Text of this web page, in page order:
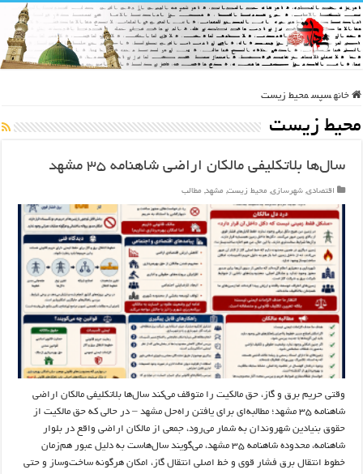
خانه سپس محیط زیست
محیط زیست
سال‌ها بلاتکلیفی مالکان اراضی شاهنامه ۳۵ مشهد
اقتصادی, شهرسازی, محیط زیست, مشهد, مطالب
وقتی حریم برق و گاز، حق مالکیت را متوقف می‌کند سال‌ها بلاتکلیفی مالکان اراضی
شاهنامه ۳۵ مشهد؛ مطالبه‌ای برای یافتن راه‌حل مشهد – در حالی که حق مالکیت از
حقوق بنیادین شهروندان به شمار می‌رود، جمعی از مالکان اراضی واقع در بلوار
شاهنامه، محدوده شاهنامه ۳۵ مشهد، می‌گویند سال‌هاست به دلیل عبور هم‌زمان
خطوط انتقال برق فشار قوی و خط اصلی انتقال گاز، امکان هرگونه ساخت‌وساز و حتی